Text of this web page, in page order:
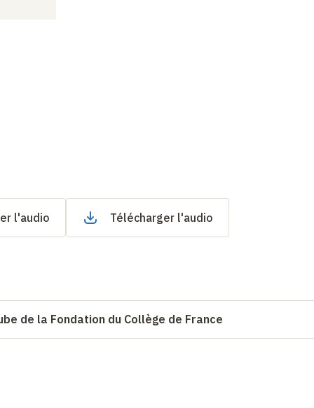
l'audio Télécharger l'audio
de la Fondation du Collège de France